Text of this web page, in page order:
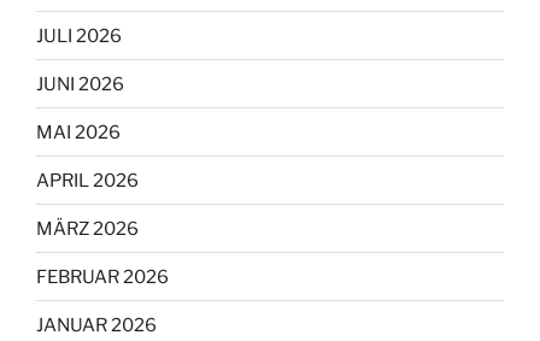
JULI 2026
JUNI 2026
MAI 2026
APRIL 2026
MÄRZ 2026
FEBRUAR 2026
JANUAR 2026